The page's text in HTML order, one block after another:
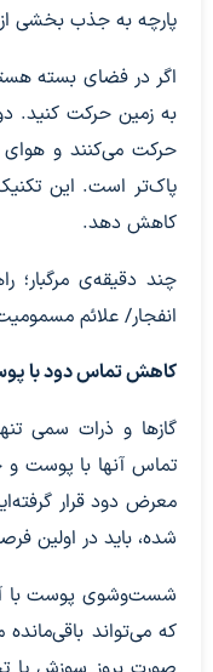
پارچه به جذب بخشی
اگر در فضای بسته
به زمین حرکت کنید.
حرکت می‌کنند و هوای
پاک‌تر است. این
کاهش دهد.
چند دقیقه‌ی مرگبار؛
انفجار/ علائم
کاهش تماس دود با
گاز‌ها و ذرات سمی
تماس آنها با پوست و
معرض دود قرار
شده، باید در اولین
شست‌وشوی پوست با
که می‌تواند